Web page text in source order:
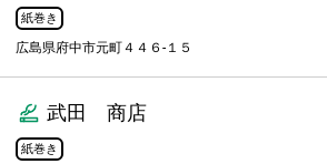
紙巻き
広島県府中市元町４４６-１５
武田 商店
紙巻き